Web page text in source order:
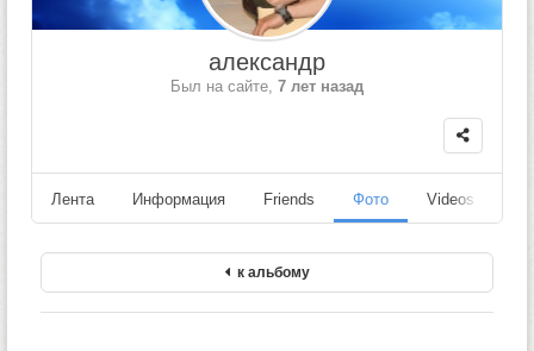
александр
Был на сайте, 7 лет назад
Лента Информация Friends Фото Videos
к альбому